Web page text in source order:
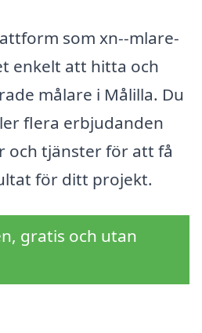
som xn--mlare-
enkelt att hitta och
målare i Målilla. Du
flera erbjudanden
och tjänster för att få
för ditt projekt.
gratis och utan